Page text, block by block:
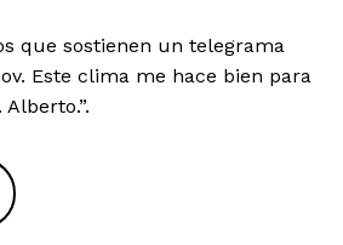
que sostienen un telegrama
Este clima me hace bien para